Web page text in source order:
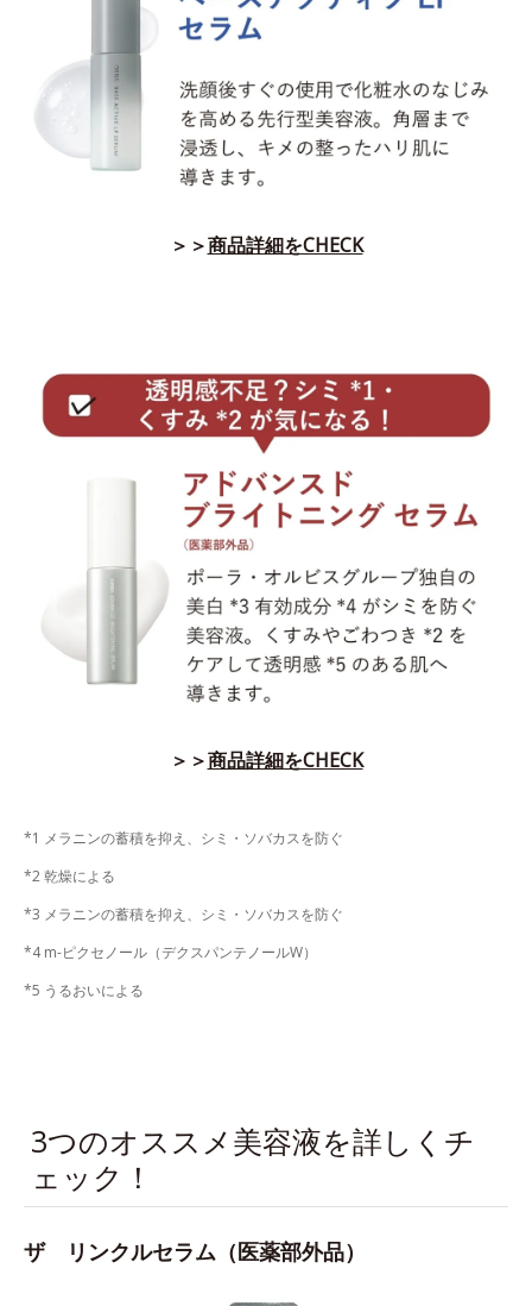
＞＞商品詳細をCHECK
＞＞商品詳細をCHECK
*1 メラニンの蓄積を抑え、シミ・ソバカスを防ぐ
*2 乾燥による
*3 メラニンの蓄積を抑え、シミ・ソバカスを防ぐ
*4 m-ピクセノール（デクスパンテノールW）
*5 うるおいによる
3つのオススメ美容液を詳しくチ
ェック！
ザ リンクルセラム（医薬部外品）